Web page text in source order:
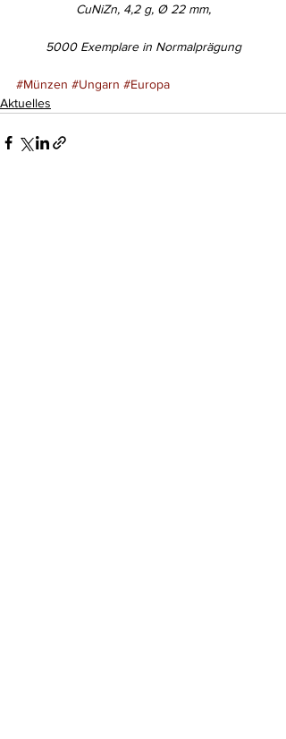
CuNiZn, 4,2 g, Ø 22 mm,
5000 Exemplare in Normalprägung
#Münzen #Ungarn #Europa
Aktuelles